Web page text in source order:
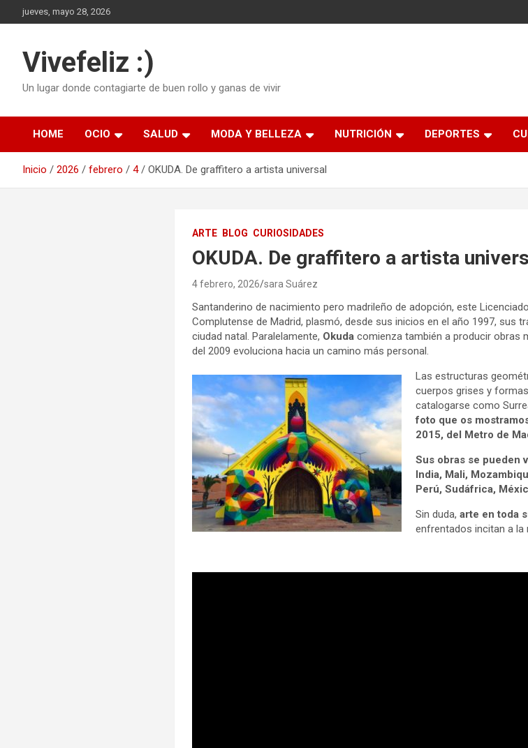
Saltar
al
jueves, mayo 28, 2026
Vivefeliz :)
Un lugar donde contagiarte de buen rollo y ganas de vivir
HOME OCIO SALUD MODA Y BELLEZA NUTRICIÓN DEPORTES
Inicio 2026 febrero 4 OKUDA. De graffitero a artista universal
ARTE BLOG CURIOSIDADES
OKUDA. De graffitero a artista
4 febrero, 2026 sara Suárez
Santanderino de nacimiento pero madrileño de adopción, este
Complutense de Madrid, plasmó, desde sus inicios en el año 1997, sus
ciudad natal. Paralelamente, Okuda comienza también a producir obras
del 2009 evoluciona hacia un camino más personal.
Las estructuras
cuerpos grises y
catalogarse como
foto que os
2015, del Metro de
Sus obras se pueden
India, Mali,
Perú, Sudáfrica,
Sin duda,arte en toda
enfrentados incitan a la